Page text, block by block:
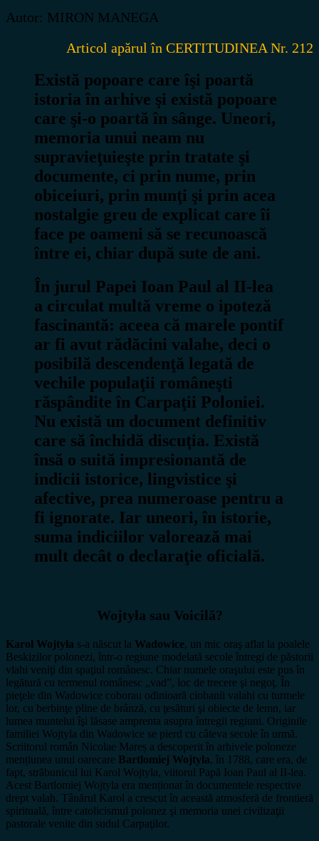
Autor: MIRON MANEGA
Articol apărul în CERTITUDINEA Nr. 212
Există popoare care îşi poartă
istoria în arhive şi există popoare
care şi-o poartă în sânge. Uneori,
memoria unui neam nu
supravieţuieşte prin tratate şi
documente, ci prin nume, prin
obiceiuri, prin munţi şi prin acea
nostalgie greu de explicat care îi
face pe oameni să se recunoască
între ei, chiar după sute de ani.
În jurul Papei Ioan Paul al II-lea
a circulat multă vreme o ipoteză
fascinantă: aceea că marele pontif
ar fi avut rădăcini valahe, deci o
posibilă descendenţă legată de
vechile populaţii româneşti
răspândite în Carpaţii Poloniei.
Nu există un document definitiv
care să închidă discuţia. Există
însă o suită impresionantă de
indicii istorice, lingvistice şi
afective, prea numeroase pentru a
fi ignorate. Iar uneori, în istorie,
suma indiciilor valorează mai
mult decât o declaraţie oficială.
Wojtyła sau Voicilă?
Karol Wojtyła s-a născut la Wadowice, un mic oraş aflat la poalele
Beskizilor polonezi, într-o regiune modelată secole întregi de păstorii
vlahi veniţi din spaţiul românesc. Chiar numele oraşului este pus în
legătură cu termenul românesc „vad”, loc de trecere şi negoţ. În
pieţele din Wadowice coborau odinioară ciobanii valahi cu turmele
lor, cu berbinţe pline de brânză, cu ţesături şi obiecte de lemn, iar
lumea muntelui îşi lăsase amprenta asupra întregii regiuni. Originile
familiei Wojtyla din Wadowice se pierd cu câteva secole în urmă.
Scriitorul român Nicolae Mareș a descoperit în arhivele poloneze
mențiunea unui oarecare Bartlomiej Wojtyla, în 1788, care era, de
fapt, străbunicul lui Karol Wojtyla, viitorul Papă Ioan Paul al II-lea.
Acest Bartlomiej Wojtyla era menționat în documentele respective
drept valah. Tânărul Karol a crescut în această atmosferă de frontieră
spirituală, între catolicismul polonez şi memoria unei civilizaţii
pastorale venite din sudul Carpaţilor.